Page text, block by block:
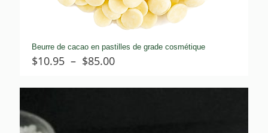
Beurre de cacao en pastilles de grade cosmétique
$10.95 – $85.00Plage